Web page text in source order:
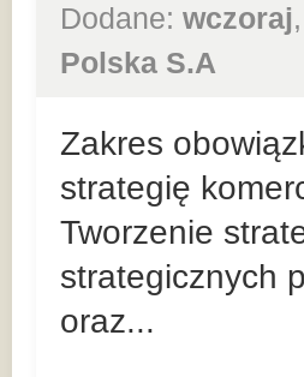
Dodane: wczoraj
Polska S.A
Zakres
strategię
Tworzenie
strategicznych
oraz...